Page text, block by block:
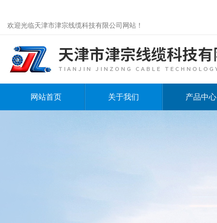
欢迎光临天津市津宗线缆科技有限公司网站！
网站首页 关于我们 产品中心